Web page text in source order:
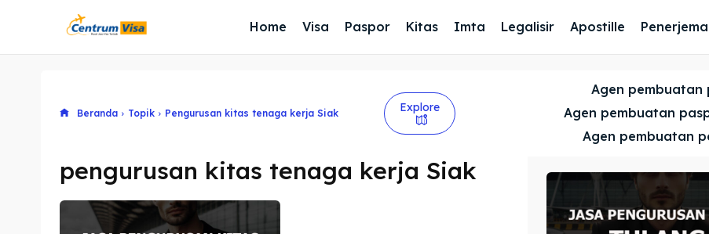
Home Visa Paspor Kitas Imta Legalisir Apostille
Beranda Topik Pengurusan kitas tenaga kerja Siak Explore
Agen pembuatan
Agen pembuatan
Agen pembuatan
pengurusan kitas tenaga kerja Siak